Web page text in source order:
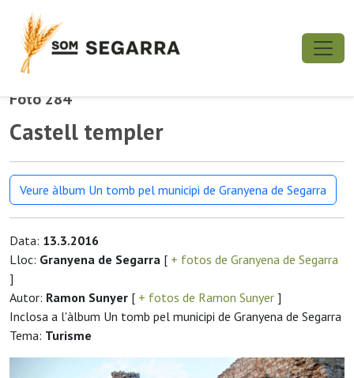
Foto 284
Castell templer
Veure àlbum Un tomb pel municipi de Granyena de Segarra
Data: 13.3.2016
Lloc: Granyena de Segarra [ + fotos de Granyena de Segarra
]
Autor: Ramon Sunyer [ + fotos de Ramon Sunyer ]
Inclosa a l'àlbum Un tomb pel municipi de Granyena de Segarra
Tema: Turisme